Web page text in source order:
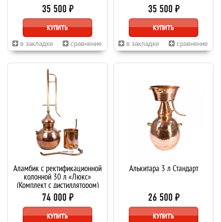
35 500 ₽
КУПИТЬ
в закладки сравнение
35 500 ₽
КУПИТЬ
в закладки сравнение
Аламбик с ректификационной
колонной 30 л «Люкс»
(Комплект с дистиллятором)
74 000 ₽
КУПИТЬ
Алькитара 3 л Стандарт
26 500 ₽
КУПИТЬ